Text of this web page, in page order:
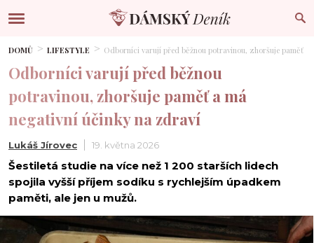
DOMŮ LIFESTYLE Odborníci varují před běžnou potravinou, zhoršuje paměť a
Odborníci varují před běžnou
potravinou, zhoršuje paměť a má
negativní účinky na zdraví
Lukáš Jírovec 19. května 2026
Šestiletá studie na více než 1 200 starších lidech
spojila vyšší příjem sodíku s rychlejším úpadkem
paměti, ale jen u mužů.